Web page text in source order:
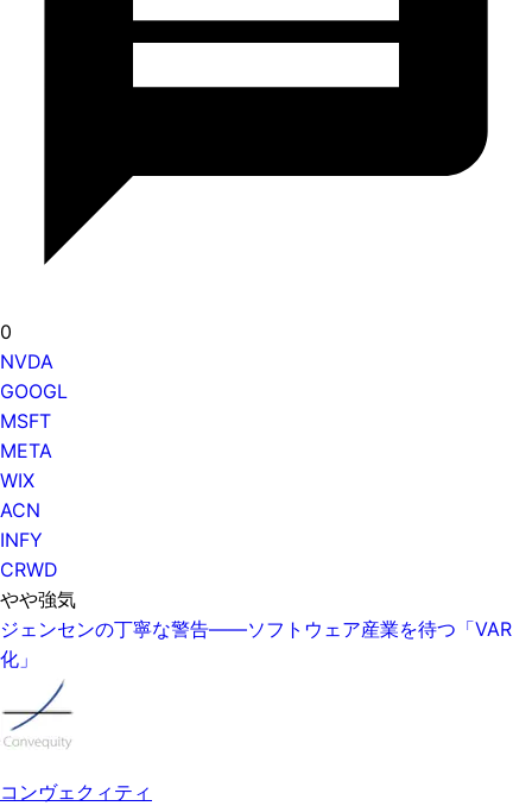
0
NVDA
GOOGL
MSFT
META
WIX
ACN
INFY
CRWD
やや強気
ジェンセンの丁寧な警告——ソフトウェア産業を待つ「VAR
化」
コンヴェクィティ